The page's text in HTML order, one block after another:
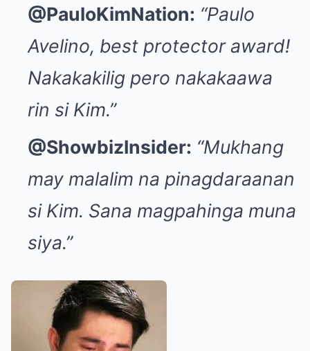
@PauloKimNation: “Paulo
Avelino, best protector award!
Nakakakilig pero nakakaawa
rin si Kim.”
@ShowbizInsider: “Mukhang
may malalim na pinagdaraanan
si Kim. Sana magpahinga muna
siya.”